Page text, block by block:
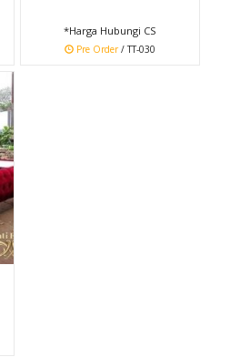
*Harga Hubungi CS
Pre Order/ TT-030